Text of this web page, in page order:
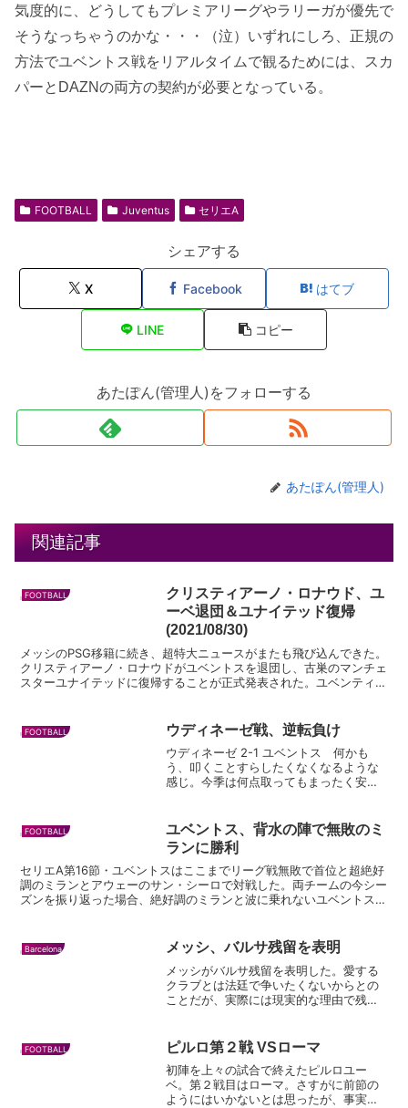
気度的に、どうしてもプレミアリーグやラリーガが優先で
そうなっちゃうのかな・・・（泣）いずれにしろ、正規の
方法でユベントス戦をリアルタイムで観るためには、スカ
パーとDAZNの両方の契約が必要となっている。
FOOTBALL Juventus セリエA
シェアする
X Facebook はてブ
LINE コピー
あたぽん(管理人)をフォローする
あたぽん(管理人)
関連記事
FOOTBALL
クリスティアーノ・ロナウド、ユ
ーベ退団＆ユナイテッド復帰
(2021/08/30)
メッシのPSG移籍に続き、超特大ニュースがまたも飛び込んできた。
クリスティアーノ・ロナウドがユベントスを退団し、古巣のマンチェ
スターユナイテッドに復帰することが正式発表された。ユベンティー
FOOTBALL ウディネーゼ戦、逆転負け
ウディネーゼ 2-1 ユベントス 何かも
う、叩くことすらしたくなくなるような
感じ。今季は何点取ってもまったく安心
だ？どうやらリヨン戦もダメで、今年は
ＣＬベスト16で散り...
FOOTBALL
ユベントス、背水の陣で無敗のミ
ランに勝利
セリエA第16節・ユベントスはここまでリーグ戦無敗で首位と超絶好
調のミランとアウェーのサン・シーロで対戦した。両チームの今シー
ズンを振り返った場合、絶好調のミランと波に乗れないユベントスと
Barcelona メッシ、バルサ残留を表明
メッシがバルサ残留を表明した。愛する
クラブとは法廷で争いたくないからとの
ことだが、実際には現実的な理由で残留
ティも手を挙げられず、今夏の移籍は事
実上不可能と言ってよかっ...
FOOTBALL ピルロ第２戦 VSローマ
初陣を上々の試合で終えたピルロユー
ベ。第２戦目はローマ。さすがに前節の
ようにはいかないとは思ったが、事実上